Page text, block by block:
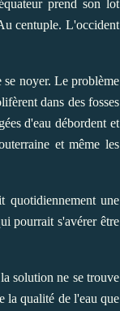
prend son lot
centuple. L'occident
se noyer. Le problème
dans des fosses
d'eau débordent et
et même les
quotidiennement une
pourrait s'avérer être
solution ne se trouve
la qualité de l'eau que